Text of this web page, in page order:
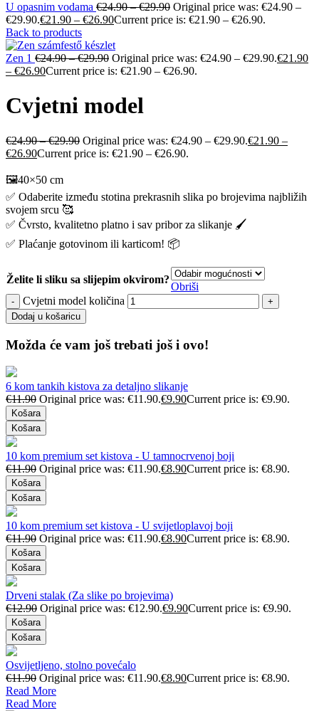
U opasnim vodama €24.90–€29.90 Original price was: €24.90 –
€29.90.€21.90 – €26.90Current price is: €21.90 – €26.90.
Back to products
Zen 1 €24.90–€29.90 Original price was: €24.90 – €29.90.€21.90
– €26.90Current price is: €21.90 – €26.90.
Cvjetni model
€24.90–€29.90 Original price was: €24.90 – €29.90.€21.90 –
€26.90Current price is: €21.90 – €26.90.
🖼️40×50 cm
✅ Odaberite između stotina prekrasnih slika po brojevima najbližih
svojem srcu 🥰
✅ Čvrsto, kvalitetno platno i sav pribor za slikanje 🖌️
✅ Plaćanje gotovinom ili karticom! 📦
Želite li sliku sa slijepim okvirom?
Obriši
Cvjetni model količina
Dodaj u košaricu
Možda će vam još trebati još i ovo!
6 kom tankih kistova za detaljno slikanje
€11.90 Original price was: €11.90.€9.90Current price is: €9.90.
Košara
Košara
10 kom premium set kistova - U tamnocrvenoj boji
€11.90 Original price was: €11.90.€8.90Current price is: €8.90.
Košara
Košara
10 kom premium set kistova - U svijetloplavoj boji
€11.90 Original price was: €11.90.€8.90Current price is: €8.90.
Košara
Košara
Drveni stalak (Za slike po brojevima)
€12.90 Original price was: €12.90.€9.90Current price is: €9.90.
Košara
Košara
Osvijetljeno, stolno povećalo
€11.90 Original price was: €11.90.€8.90Current price is: €8.90.
Read More
Read More